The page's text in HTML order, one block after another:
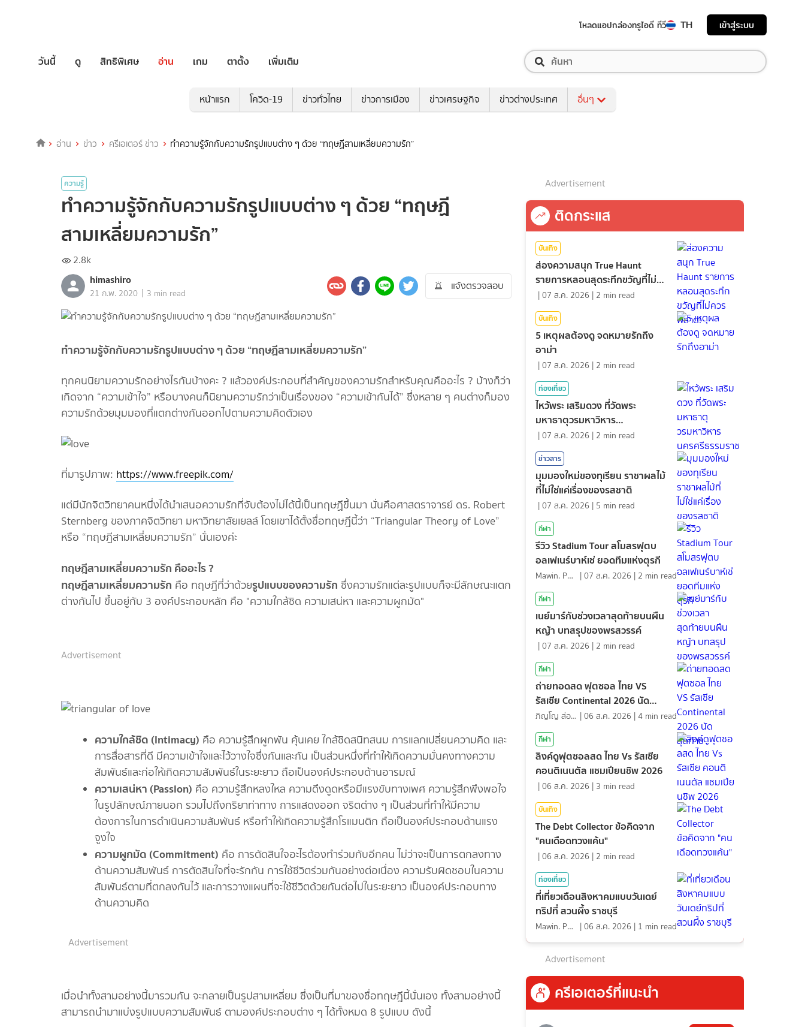
โหลดแอปกล่องทรูไอดี ทีวี TH เข้าสู่ระบบ
วันนี้ ดู สิทธิพิเศษ อ่าน เกม ตาตั้ง เพิ่มเติม
หน้าแรก โควิด-19 ข่าวทั่วไทย ข่าวการเมือง ข่าวเศรษฐกิจ ข่าวต่างประเทศ อื่นๆ
อ่าน ข่าว ครีเอเตอร์ ข่าว ทำความรู้จักกับความรักรูปแบบต่าง ๆ ด้วย “ทฤษฏีสามเหลี่ยมความรัก”
ความรู้
ทำความรู้จักกับความรักรูปแบบต่าง ๆ ด้วย “ทฤษฏี
สามเหลี่ยมความรัก”
2.8k
himashiro
21 ก.พ. 2020 | 3 min read
แจ้งตรวจสอบ
ทำความรู้จักกับความรักรูปแบบต่าง ๆ ด้วย “ทฤษฏีสามเหลี่ยมความรัก”
ทุกคนนิยามความรักอย่างไรกันบ้างคะ ? แล้วองค์ประกอบที่สำคัญของความรักสำหรับคุณคืออะไร ? บ้างก็ว่า
เกิดจาก “ความเข้าใจ” หรือบางคนก็นิยามความรักว่าเป็นเรื่องของ “ความเข้ากันได้” ซึ่งหลาย ๆ คนต่างก็มอง
ความรักด้วยมุมมองที่แตกต่างกันออกไปตามความคิดตัวเอง
ที่มารูปภาพ: https://www.freepik.com/
แต่มีนักจิตวิทยาคนหนึ่งได้นำเสนอความรักที่จับต้องไม่ได้นี้เป็นทฤษฏีขึ้นมา นั่นคือศาสตราจารย์ ดร. Robert
Sternberg ของภาคจิตวิทยา มหาวิทยาลัยเยลล์ โดยเขาได้ตั้งชื่อทฤษฎีนี้ว่า “Triangular Theory of Love”
หรือ “ทฤษฎีสามเหลี่ยมความรัก” นั่นเองค่ะ
ทฤษฎีสามเหลี่ยมความรัก คืออะไร ?
ทฤษฎีสามเหลี่ยมความรัก คือ ทฤษฎีที่ว่าด้วยรูปแบบของความรัก ซึ่งความรักแต่ละรูปแบบก็จะมีลักษณะแตก
ต่างกันไป ขึ้นอยู่กับ 3 องค์ประกอบหลัก คือ "ความใกล้ชิด ความเสน่หา และความผูกมัด"
Advertisement
ความใกล้ชิด (Intimacy) คือ ความรู้สึกผูกพัน คุ้นเคย ใกล้ชิดสนิทสนม การแลกเปลี่ยนความคิด และ
การสื่อสารที่ดี มีความเข้าใจและไว้วางใจซึ่งกันและกัน เป็นส่วนหนึ่งที่ทำให้เกิดความมั่นคงทางความ
สัมพันธ์และก่อให้เกิดความสัมพันธ์ในระยะยาว ถือเป็นองค์ประกอบด้านอารมณ์
ความเสน่หา (Passion) คือ ความรู้สึกหลงใหล ความดึงดูดหรือมีแรงขับทางเพศ ความรู้สึกพึงพอใจ
ในรูปลักษณ์ภายนอก รวมไปถึงกริยาท่าทาง การแสดงออก จริตต่าง ๆ เป็นส่วนที่ทำให้มีความ
ต้องการในการดำเนินความสัมพันธ์ หรือทำให้เกิดความรู้สึกโรแมนติก ถือเป็นองค์ประกอบด้านแรง
จูงใจ
ความผูกมัด (Commitment) คือ การตัดสินใจอะไรต้องทำร่วมกับอีกคน ไม่ว่าจะเป็นการตกลงทาง
ด้านความสัมพันธ์ การตัดสินใจที่จะรักกัน การใช้ชีวิตร่วมกันอย่างต่อเนื่อง ความรับผิดชอบในความ
สัมพันธ์ตามที่ตกลงกันไว้ และการวางแผนที่จะใช้ชีวิตด้วยกันต่อไปในระยะยาว เป็นองค์ประกอบทาง
ด้านความคิด
Advertisement
เมื่อนำทั้งสามอย่างนี้มารวมกัน จะกลายเป็นรูปสามเหลี่ยม ซึ่งเป็นที่มาของชื่อทฤษฎีนี้นั่นเอง ทั้งสามอย่างนี้
สามารถนำมาแบ่งรูปแบบความสัมพันธ์ ตามองค์ประกอบต่าง ๆ ได้ทั้งหมด 8 รูปแบบ ดังนี้
Advertisement
ติดกระแส
บันเทิง
ส่องความสนุก True Haunt
รายการหลอนสุดระทึกขวัญที่ไม่
ควรพลาด!
|07 ส.ค. 2026 | 2 min read
บันเทิง
5 เหตุผลต้องดู จดหมายรักถึง
อาม่า
|07 ส.ค. 2026 | 2 min read
ท่องเที่ยว
ไหว้พระ เสริมดวง ที่วัดพระ
มหาธาตุวรมหาวิหาร
นครศรีธรรมราช
|07 ส.ค. 2026 | 2 min read
ข่าวสาร
มุมมองใหม่ของทุเรียน ราชาผลไม้
ที่ไม่ใช่แค่เรื่องของรสชาติ
|07 ส.ค. 2026 | 5 min read
กีฬา
รีวิว Stadium Tour สโมสรฟุตบ
อลเฟเนร์บาห์เช่ ยอดทีมแห่งตุรกี
Mawin. Pongsuttiyakorn |07 ส.ค. 2026 | 2 min read
กีฬา
เนย์มาร์กับช่วงเวลาสุดท้ายบนผืน
หญ้า บทสรุปของพรสวรรค์
|07 ส.ค. 2026 | 2 min read
กีฬา
ถ่ายทอดสด ฟุตซอล ไทย VS
รัสเซีย Continental 2026 นัด
สุดท้าย ภิญโญ ส่องแสง |06 ส.ค. 2026 |4 min read
กีฬา
ลิงค์ดูฟุตซอลสด ไทย Vs รัสเซีย
คอนติเนนตัล แชมเปียนชิพ 2026
|06 ส.ค. 2026 | 3 min read
บันเทิง
The Debt Collector ข้อคิดจาก
"คนเดือดทวงแค้น"
|06 ส.ค. 2026 | 2 min read
ท่องเที่ยว
ที่เที่ยวเดือนสิงหาคมแบบวันเดย์
ทริปที่ สวนผึ้ง ราชบุรี
Mawin. Pongsuttiyakorn |06 ส.ค. 2026 | 1 min read
Advertisement
ครีเอเตอร์ที่แนะนำ